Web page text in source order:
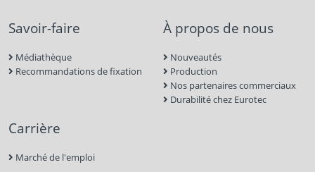
Savoir-faire
Médiathèque
Recommandations de fixation
À propos de nous
Nouveautés
Production
Nos partenaires commerciaux
Durabilité chez Eurotec
Carrière
Marché de l'emploi